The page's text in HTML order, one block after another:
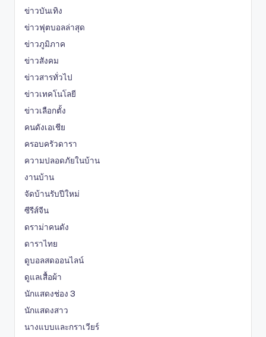
ข่าวบันเทิง
ข่าวฟุตบอลล่าสุด
ข่าวภูมิภาค
ข่าวสังคม
ข่าวสารทั่วไป
ข่าวเทคโนโลยี
ข่าวเลือกตั้ง
คนดังเอเชีย
ครอบครัวดารา
ความปลอดภัยในบ้าน
งานบ้าน
จัดบ้านรับปีใหม่
ซีรีส์จีน
ดราม่าคนดัง
ดาราไทย
ดูบอลสดออนไลน์
ดูแลเสื้อผ้า
นักแสดงช่อง 3
นักแสดงสาว
นางแบบและกราเวียร์